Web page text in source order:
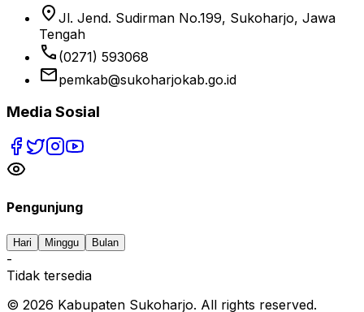
location_on Jl. Jend. Sudirman No.199, Sukoharjo, Jawa
Tengah
phone (0271) 593068
emailpemkab@sukoharjokab.go.id
Media Sosial
Pengunjung
Hari Minggu Bulan
-
Tidak tersedia
© 2026 Kabupaten Sukoharjo. All rights reserved.